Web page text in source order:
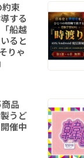
約束
する
船越
ると
りゃ
品
うど
催中